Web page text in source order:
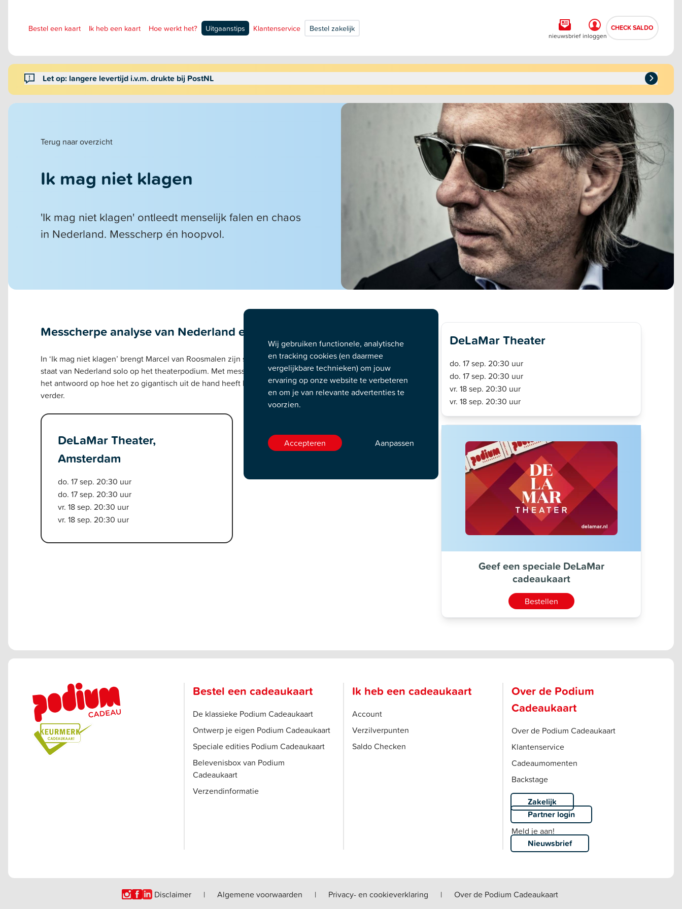
Bestel een kaart Ik heb een kaart Hoe werkt het? Uitgaanstips Klantenservice Bestel zakelijk
nieuwsbrief inloggen
CHECK SALDO
Let op: langere levertijd i.v.m. drukte bij PostNL
Terug naar overzicht
Ik mag niet klagen
'Ik mag niet klagen' ontleedt menselijk falen en chaos
in Nederland. Messcherp én hoopvol.
Messcherpe analyse van Nederland en de weg vooruit
In ‘Ik mag niet klagen’ brengt Marcel van Roosmalen zijn scherpe observaties over het menselijk tekort en de
staat van Nederland solo op het theaterpodium. Met messcherpe formuleringen en een arendsoog zoekt hij naar
het antwoord op hoe het zo gigantisch uit de hand heeft kunnen lopen en legt hij uit hoe het zit en hoe nu
verder.
DeLaMar Theater,
Amsterdam
do. 17 sep. 20:30 uur
do. 17 sep. 20:30 uur
vr. 18 sep. 20:30 uur
vr. 18 sep. 20:30 uur
DeLaMar Theater
do. 17 sep. 20:30 uur
do. 17 sep. 20:30 uur
vr. 18 sep. 20:30 uur
vr. 18 sep. 20:30 uur
Geef een speciale DeLaMar
cadeaukaart
Bestellen
Bestel een cadeaukaart
De klassieke Podium Cadeaukaart
Ontwerp je eigen Podium Cadeaukaart
Speciale edities Podium Cadeaukaart
Belevenisbox van Podium
Cadeaukaart
Verzendinformatie
Ik heb een cadeaukaart
Account
Verzilverpunten
Saldo Checken
Over de Podium
Cadeaukaart
Over de Podium Cadeaukaart
Klantenservice
Cadeaumomenten
Backstage
Zakelijk
Partner login
Meld je aan!
Nieuwsbrief
Disclaimer | Algemene voorwaarden | Privacy- en cookieverklaring | Over de Podium Cadeaukaart
Wij gebruiken functionele, analytische
en tracking cookies (en daarmee
vergelijkbare technieken) om jouw
ervaring op onze website te verbeteren
en om je van relevante advertenties te
voorzien.
Accepteren Aanpassen